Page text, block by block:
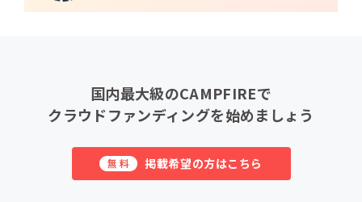
国内最大級のCAMPFIREで
クラウドファンディングを始めましょう
無料 掲載希望の方はこちら